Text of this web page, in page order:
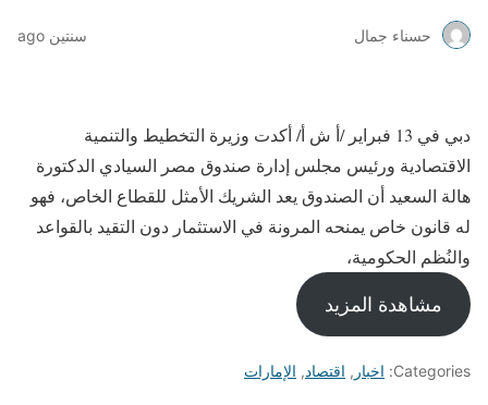
حسناء جمال سنتين ago
دبي في 13 فبراير /أ ش أ/ أكدت وزيرة التخطيط والتنمية
الاقتصادية ورئيس مجلس إدارة صندوق مصر السيادي الدكتورة
هالة السعيد أن الصندوق يعد الشريك الأمثل للقطاع الخاص، فهو
له قانون خاص يمنحه المرونة في الاستثمار دون التقيد بالقواعد
والنُظم الحكومية،
مشاهدة المزيد
Categories: اخبار , اقتصاد, الإمارات